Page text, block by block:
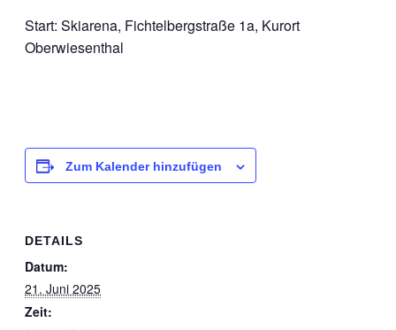
Start: Skiarena, Fichtelbergstraße 1a, Kurort
Oberwiesenthal
Zum Kalender hinzufügen
DETAILS
Datum:
21. Juni 2025
Zeit: